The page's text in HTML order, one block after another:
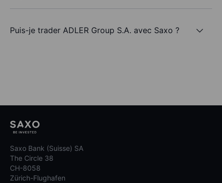
Puis-je trader ADLER Group S.A. avec Saxo ?
Saxo Bank (Suisse) SA
The Circle 38
CH-8058
Zürich-Flughafen